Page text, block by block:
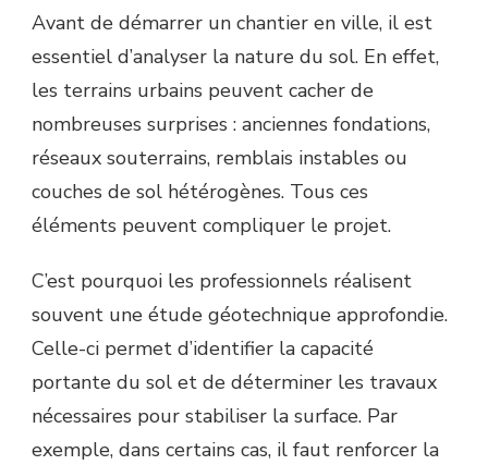
Avant de démarrer un chantier en ville, il est
essentiel d’analyser la nature du sol. En effet,
les terrains urbains peuvent cacher de
nombreuses surprises : anciennes fondations,
réseaux souterrains, remblais instables ou
couches de sol hétérogènes. Tous ces
éléments peuvent compliquer le projet.
C’est pourquoi les professionnels réalisent
souvent une étude géotechnique approfondie.
Celle-ci permet d’identifier la capacité
portante du sol et de déterminer les travaux
nécessaires pour stabiliser la surface. Par
exemple, dans certains cas, il faut renforcer la